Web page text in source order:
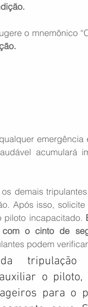
o mnemônico
emergência
acumulará
demais
Após isso,
piloto incapacitado.
o  cinto  de
podem
tripulação
o
para o